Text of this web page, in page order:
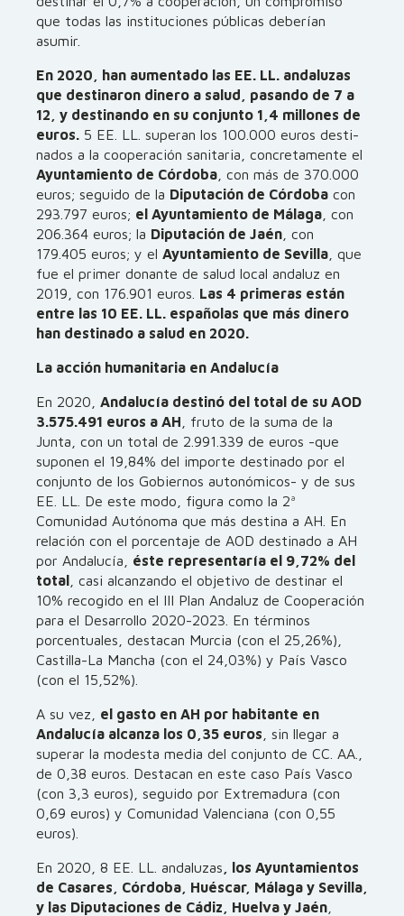
que todas las instituciones públicas deberían
asumir.
En 2020, han aumentado las EE. LL. andaluzas
que destinaron dinero a salud, pasando de 7 a
12, y destinando en su conjunto 1,4 millones de
euros. 5 EE. LL. superan los 100.000 euros desti­
nados a la cooperación sanitaria, concretamente el
Ayuntamiento de Córdoba , con más de 370.000
euros; seguido de la Diputación de Córdoba con
293.797 euros; el Ayuntamiento de Málaga , con
206.364 euros; la Diputación de Jaén , con
179.405 euros; y el Ayuntamiento de Sevilla , que
fue el primer donante de salud local andaluz en
2019, con 176.901 euros. Las 4 primeras están
entre las 10 EE. LL. españolas que más dinero
han desti­nado a salud en 2020.
La acción humanitaria en Andalucía
En 2020, Andalucía destinó del total de su AOD
3.575.491 euros a AH , fruto de la suma de la
Junta, con un total de 2.991.339 de euros -que
suponen el 19,84% del importe destinado por el
conjunto de los Gobiernos autonómicos- y de sus
EE. LL. De este modo, figura como la 2ª
Comunidad Autónoma que más destina a AH. En
relación con el porcentaje de AOD destinado a AH
por Andalucía, éste representaría el 9,72% del
total , casi alcanzando el objetivo de destinar el
10% recogido en el III Plan Andaluz de Cooperación
para el Desarrollo 2020-2023. En términos
porcentuales, destacan Murcia (con el 25,26%),
Castilla-La Mancha (con el 24,03%) y País Vasco
(con el 15,52%).
A su vez, el gasto en AH por habitante en
Andalucía alcanza los 0,35 euros , sin llegar a
superar la modesta media del conjunto de CC. AA.,
de 0,38 euros. Destacan en este caso País Vasco
(con 3,3 euros), seguido por Extremadura (con
0,69 euros) y Comunidad Valenciana (con 0,55
euros).
En 2020, 8 EE. LL. andaluzas , los Ayunta­mientos
de Casares, Córdoba, Huéscar, Málaga y Sevilla,
y las Diputaciones de Cádiz, Huelva y Jaén